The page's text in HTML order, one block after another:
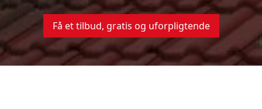
Få et tilbud, gratis og uforpligtende